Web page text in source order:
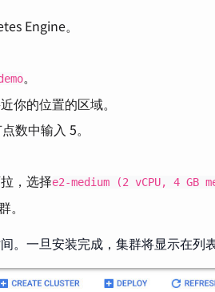
Engine。
。
你的位置的区域。
数中输入 5。
，选择e2-medium (2 vCPU, 4 GB
。一旦安装完成，集群将显示在列